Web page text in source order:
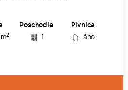
m2
Poschodie
1
Pivnica
áno